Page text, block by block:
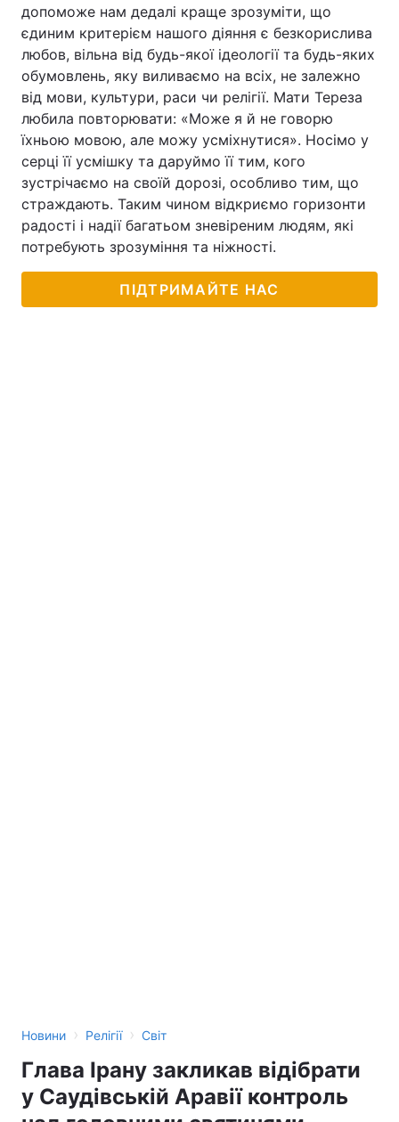
допоможе нам дедалі краще зрозуміти, що
єдиним критерієм нашого діяння є безкорислива
любов, вільна від будь-якої ідеології та будь-яких
обумовлень, яку виливаємо на всіх, не залежно
від мови, культури, раси чи релігії. Мати Тереза
любила повторювати: «Може я й не говорю
їхньою мовою, але можу усміхнутися». Носімо у
серці її усмішку та даруймо її тим, кого
зустрічаємо на своїй дорозі, особливо тим, що
страждають. Таким чином відкриємо горизонти
радості і надії багатьом зневіреним людям, які
потребують зрозуміння та ніжності.
ПІДТРИМАЙТЕ НАС
Новини › Релігії › Світ
Глава Ірану закликав відібрати
у Саудівській Аравії контроль